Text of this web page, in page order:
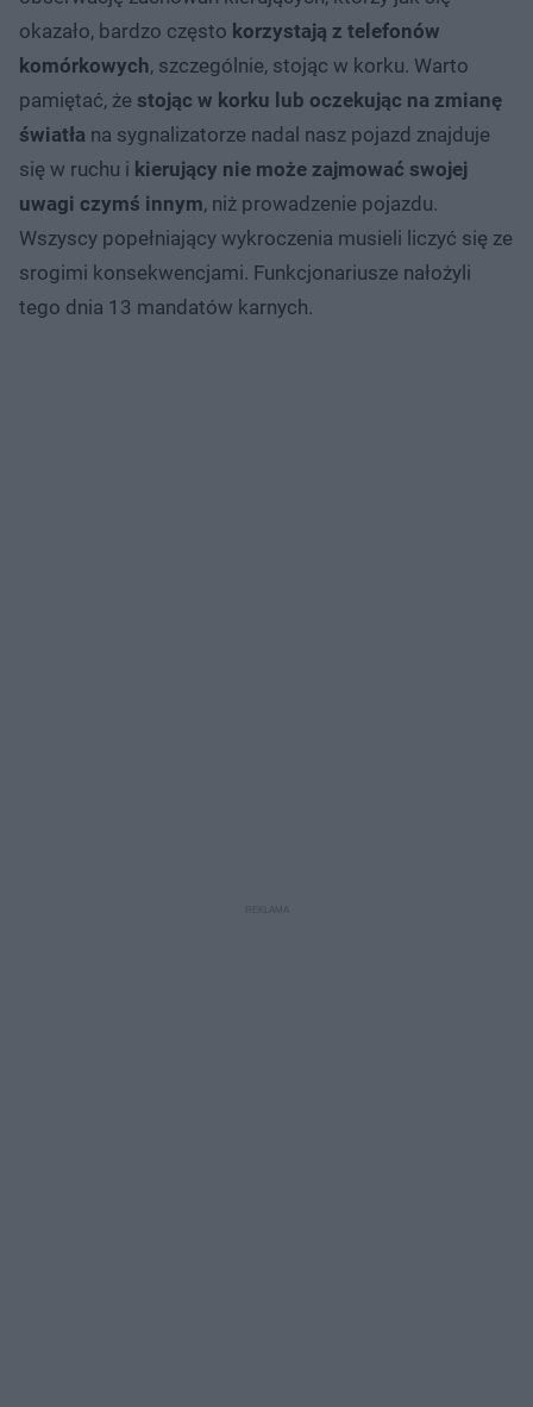
okazało, bardzo często korzystają z telefonów
komórkowych, szczególnie, stojąc w korku. Warto
pamiętać, że stojąc w korku lub oczekując na zmianę
światła na sygnalizatorze nadal nasz pojazd znajduje
się w ruchu i kierujący nie może zajmować swojej
uwagi czymś innym, niż prowadzenie pojazdu.
Wszyscy popełniający wykroczenia musieli liczyć się ze
srogimi konsekwencjami. Funkcjonariusze nałożyli
tego dnia 13 mandatów karnych.